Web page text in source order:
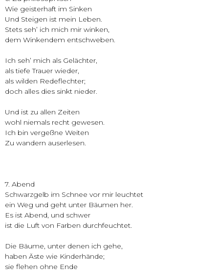
Wie geisterhaft im Sinken
Und Steigen ist mein Leben.
Stets seh’ ich mich mir winken,
dem Winkendem entschweben.
Ich seh’ mich als Gelächter,
als tiefe Trauer wieder,
als wilden Redeflechter;
doch alles dies sinkt nieder.
Und ist zu allen Zeiten
wohl niemals recht gewesen.
Ich bin vergeßne Weiten
Zu wandern auserlesen.
7. Abend
Schwarzgelb im Schnee vor mir leuchtet
ein Weg und geht unter Bäumen her.
Es ist Abend, und schwer
ist die Luft von Farben durchfeuchtet.
Die Bäume, unter denen ich gehe,
haben Äste wie Kinderhände;
sie flehen ohne Ende